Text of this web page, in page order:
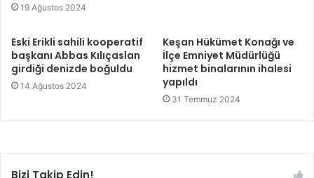
19 Ağustos 2024
Eski Erikli sahili kooperatif
başkanı Abbas Kılıçaslan
girdiği denizde boğuldu
14 Ağustos 2024
Keşan Hükümet Konağı ve
İlçe Emniyet Müdürlüğü
hizmet binalarının ihalesi
yapıldı
31 Temmuz 2024
Bizi Takip Edin!